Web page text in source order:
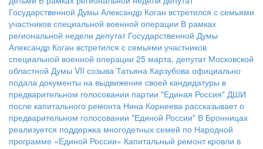
Государственной Думы Александр Коган встретился с семьями
участников специальной военной операции В рамках
региональной недели депутат Государственной Думы
Александр Коган встретился с семьями участников
специальной военной операции 25 марта, депутат Московской
областной Думы VII созыва Татьяна Карзубова официально
подала документы на выдвижение своей кандидатуры в
предварительном голосовании партии "Единая Россия" ДШИ
после капитального ремонта Нина Корнеева рассказывает о
предварительном голосовании "Единой России" В Бронницах
реализуется поддержка многодетных семей по Народной
программе «Единой России» Капитальный ремонт кровли в